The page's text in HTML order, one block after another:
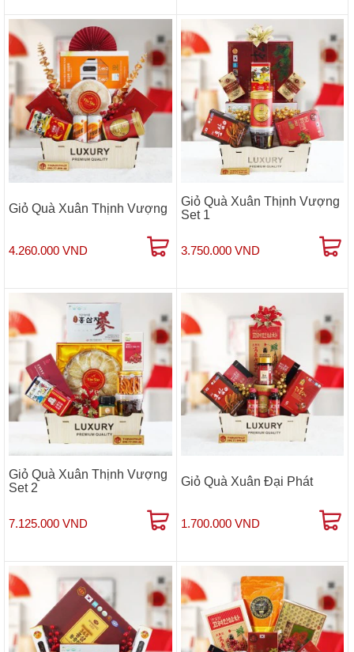
Giỏ Quà Xuân Thịnh Vượng
4.260.000 VND
Giỏ Quà Xuân Thịnh Vượng
Set 1
3.750.000 VND
Giỏ Quà Xuân Thịnh Vượng
Set 2
7.125.000 VND
Giỏ Quà Xuân Đại Phát
1.700.000 VND